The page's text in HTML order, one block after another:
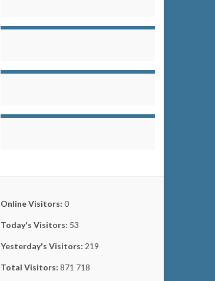
Online Visitors: 0
Today's Visitors: 53
Yesterday's Visitors: 219
Total Visitors: 871 718